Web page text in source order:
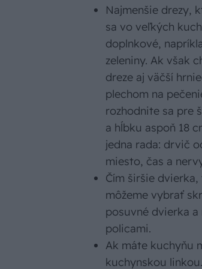
Najmenšie drezy,
sa vo veľkých
doplnkové,
zeleniny. Ak však
dreze aj väčší
plechom na
rozhodnite sa pre
a hĺbku aspoň 18
jedna rada: drvič
miesto, čas a
Čím širšie
môžeme vybrať
posuvné dvierka
policami.
Ak máte kuchyňu
kuchynskou